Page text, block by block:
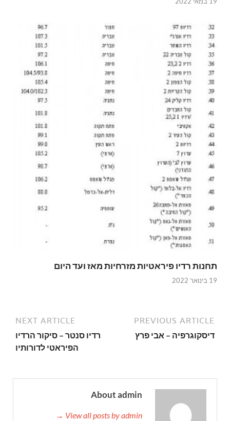
תחנות רדיו פיראטיות מזרחיות מאז ועד היום
19 בינואר 2022
PREVIOUS ARTICLE
דיסקוגרפיה – אבי פרץ
NEXT ARTICLE
רדיו סנטר – סיקור הרדיו
הפיראטי לדורותיו
About admin
View all posts by admin →